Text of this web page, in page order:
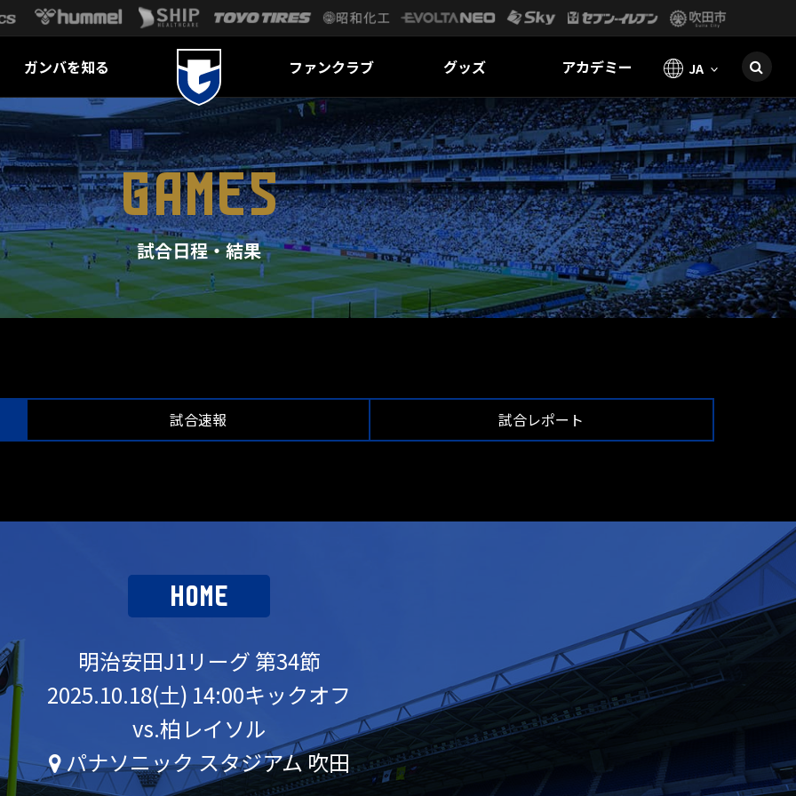
ガンバを知る ファンクラブ グッズ アカデミー JA
GAMES
試合日程・結果
試合速報 試合レポート
HOME
明治安田J1リーグ 第34節
2025.10.18(土) 14:00キックオフ
vs.柏レイソル
パナソニック スタジアム 吹田